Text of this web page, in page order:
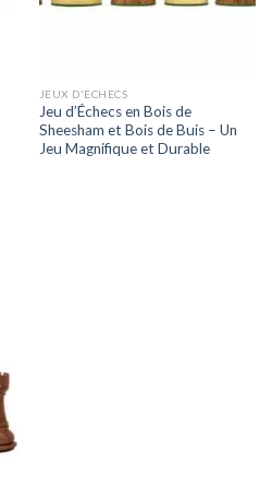
JEUX D'ECHECS
Jeu d’Échecs en Bois de
Sheesham et Bois de Buis – Un
Jeu Magnifique et Durable